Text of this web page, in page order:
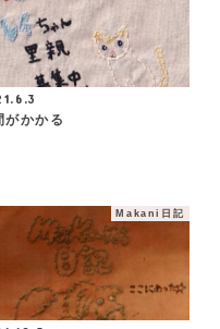
がかかる
Makani日記